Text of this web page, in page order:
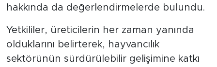
hakkında da değerlendirmelerde bulundu.
Yetkililer, üreticilerin her zaman yanında
olduklarını belirterek, hayvancılık
sektörünün sürdürülebilir gelişimine katkı